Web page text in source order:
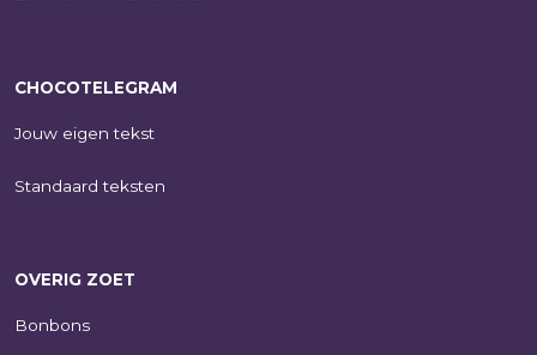
CHOCOTELEGRAM
Jouw eigen tekst
Standaard teksten
OVERIG ZOET
Bonbons